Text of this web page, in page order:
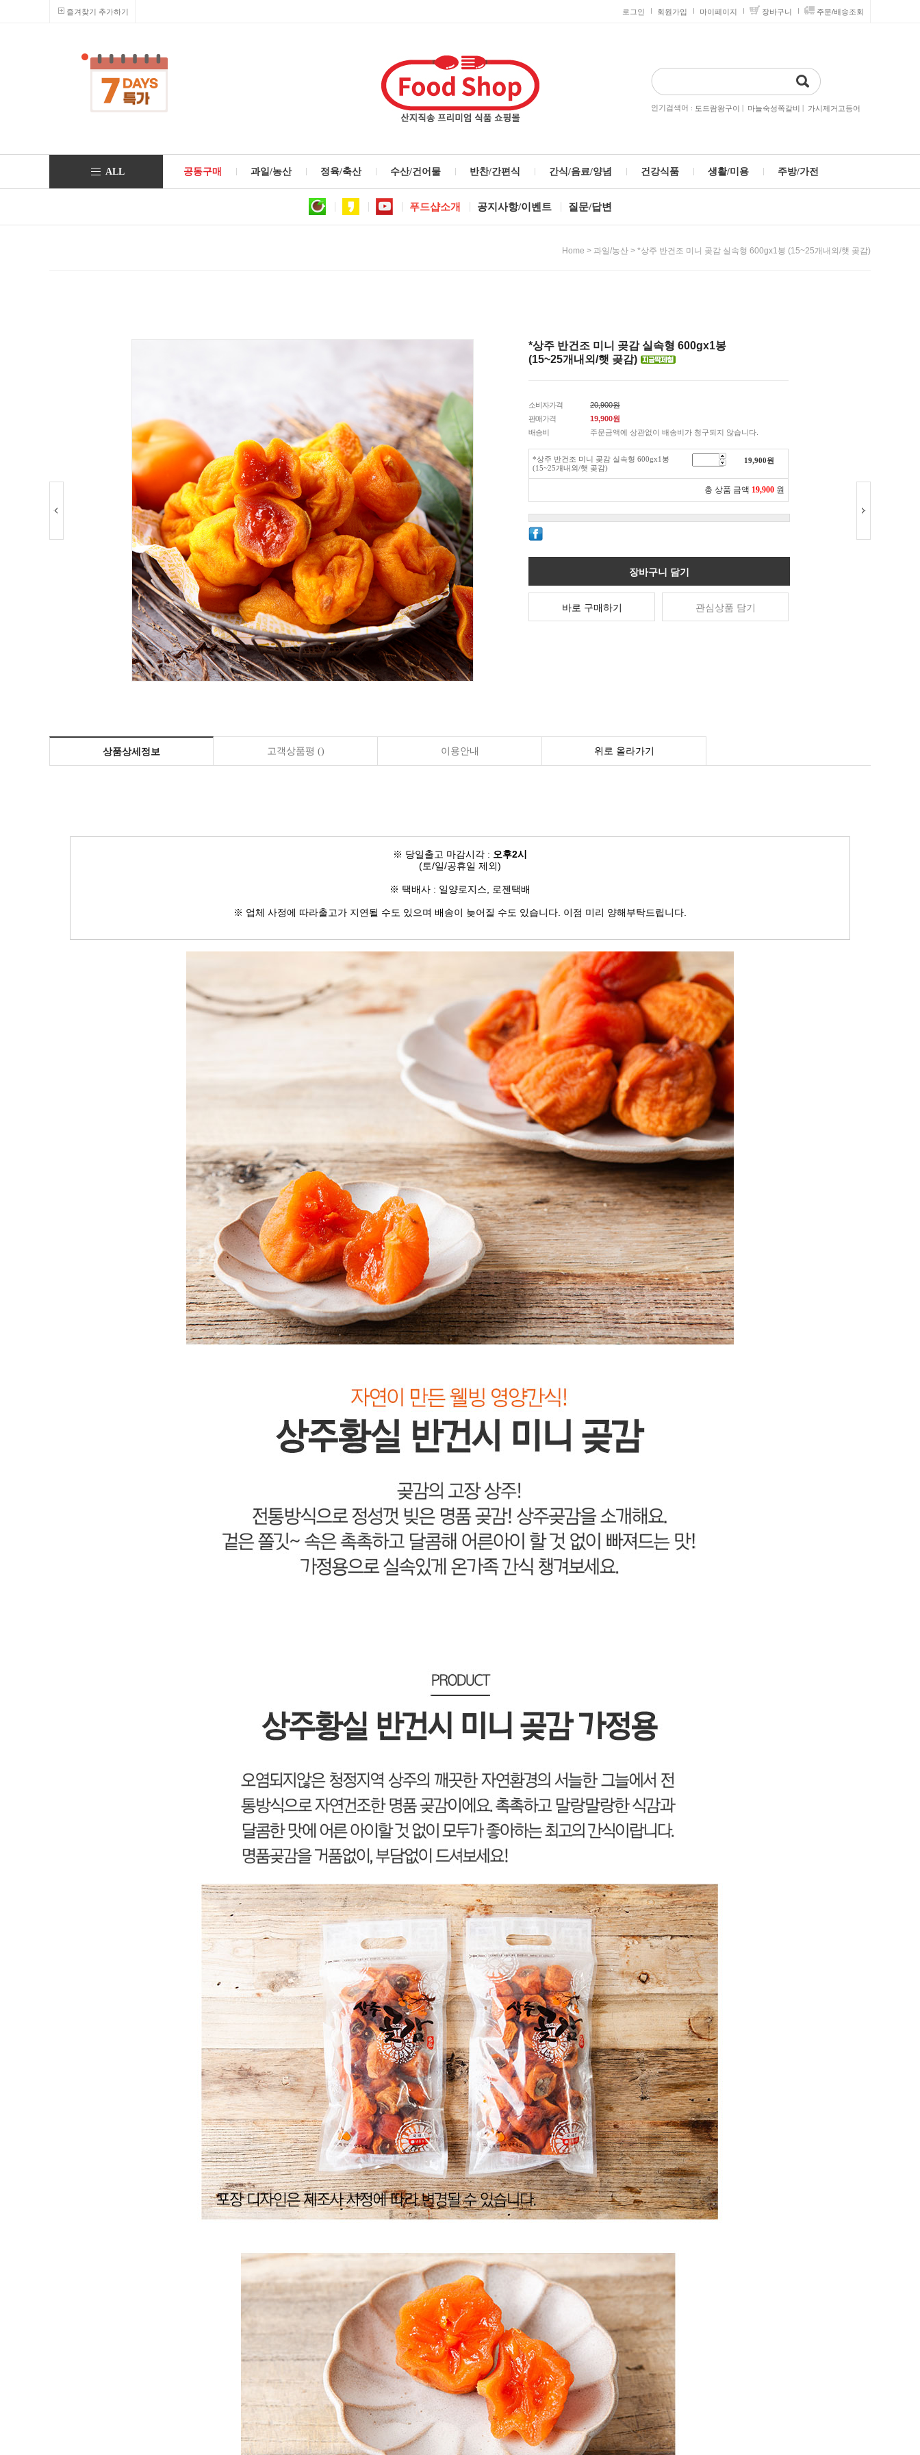
즐겨찾기 추가하기 로그인 회원가입 마이페이지 장바구니 주문/배송조회
인기검색어 : 도드람왕구이 | 마늘숙성쪽갈비 | 가시제거고등어
ALL 공동구매 과일/농산 정육/축산 수산/건어물 반찬/간편식 간식/음료/양념 건강식품 생활/미용 주방/가전
푸드샵소개 공지사항/이벤트 질문/답변
Home > 과일/농산 > *상주 반건조 미니 곶감 실속형 600gx1봉 (15~25개내외/햇 곶감)
*상주 반건조 미니 곶감 실속형 600gx1봉
(15~25개내외/햇 곶감)
소비자가격
20,900원
판매가격
19,900원
배송비
주문금액에 상관없이 배송비가 청구되지 않습니다.
*상주 반건조 미니 곶감 실속형 600gx1봉
(15~25개내외/햇 곶감)
19,900원
총 상품 금액 19,900 원
장바구니 담기
바로 구매하기 관심상품 담기
상품상세정보 고객상품평 () 이용안내 위로 올라가기
※ 당일출고 마감시각 : 오후2시
(토/일/공휴일 제외)
※ 택배사 : 일양로지스, 로젠택배
※ 업체 사정에 따라출고가 지연될 수도 있으며 배송이 늦어질 수도 있습니다. 이점 미리 양해부탁드립니다.